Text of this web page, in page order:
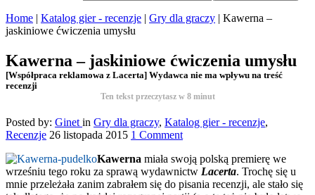
Home | Katalog gier - recenzje | Gry dla graczy | Kawerna –
jaskiniowe ćwiczenia umysłu
Kawerna – jaskiniowe ćwiczenia umysłu
[Współpraca reklamowa z Lacerta] Wydawca nie ma wpływu na treść
recenzji
Ten tekst przeczytasz w 8 minut
Posted by: Ginet in Gry dla graczy, Katalog gier - recenzje,
Recenzje 26 listopada 2015 1 Comment
Kawerna miała swoją polską premierę we
wrześniu tego roku za sprawą wydawnictw Lacerta. Trochę się u
mnie przeleżała zanim zabrałem się do pisania recenzji, ale stało się